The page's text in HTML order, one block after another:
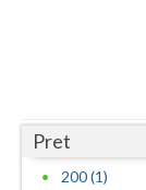
Prahova
Pret
200 (1)